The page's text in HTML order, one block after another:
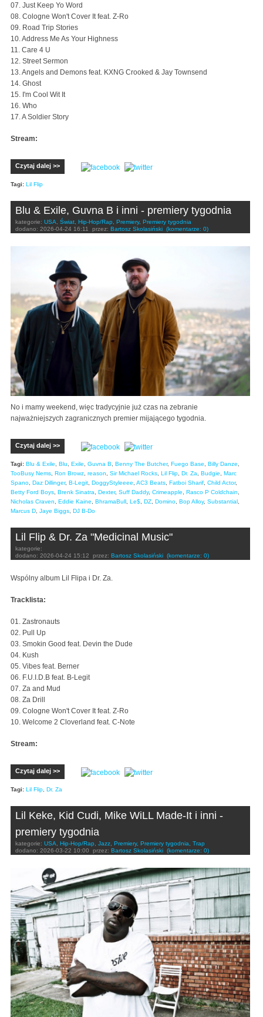
07. Just Keep Yo Word
08. Cologne Won't Cover It feat. Z-Ro
09. Road Trip Stories
10. Address Me As Your Highness
11. Care 4 U
12. Street Sermon
13. Angels and Demons feat. KXNG Crooked & Jay Townsend
14. Ghost
15. I'm Cool Wit It
16. Who
17. A Soldier Story
Stream:
Czytaj dalej >>
Tagi: Lil Flip
Blu & Exile, Guvna B i inni - premiery tygodnia
kategorie: USA Świat Hip-Hop/Rap Premiery, Premiery tygodnia
dodano: 2026-04-24 16:11 przez: Bartosz Skolasiński (komentarze: 0)
No i mamy weekend, więc tradycyjnie już czas na zebranie
najważniejszych zagranicznych premier mijającego tygodnia.
Czytaj dalej >>
Tagi: Blu & Exile Blu Exile Guvna B Benny The Butcher, Fuego Base Billy Danze
TooBusy Nems Ron Browz reason Sir Michael Rocks Lil Flip Dr. Za Budgie
Marc
Spano Daz Dillinger, B-Legit DoggyStyleeee AC3 Beats Fatboi Sharif Child Actor,
Betty Ford Boys Brenk Sinatra Dexter, Suff Daddy, Crimeapple Rasco P Coldchain
Nicholas Craven
Eddie Kaine BhramaBull Le$ DZ Domino Bop Alloy, Substantial
Marcus D Jaye Biggs DJ B-Do
Lil Flip & Dr. Za "Medicinal Music"
kategorie:
dodano: 2026-04-24 15:12 przez: Bartosz Skolasiński (komentarze: 0)
Wspólny album Lil Flipa i Dr. Za.
Tracklista:
01. Zastronauts
02. Pull Up
03. Smokin Good feat. Devin the Dude
04. Kush
05. Vibes feat. Berner
06. F.U.I.D.B feat. B-Legit
07. Za and Mud
08. Za Drill
09. Cologne Won't Cover It feat. Z-Ro
10. Welcome 2 Cloverland feat. C-Note
Stream:
Czytaj dalej >>
Tagi: Lil Flip Dr. Za
Lil Keke, Kid Cudi, Mike WiLL Made-It i inni -
premiery tygodnia
kategorie: USA Hip-Hop/Rap Jazz Premiery, Premiery tygodnia
Trap
dodano: 2026-03-22 10:00 przez: Bartosz Skolasiński (komentarze: 0)